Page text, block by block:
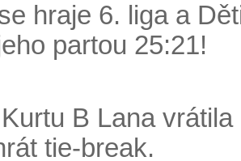
hraje 6. liga a
partou 25:21!
B Lana
tie-break.